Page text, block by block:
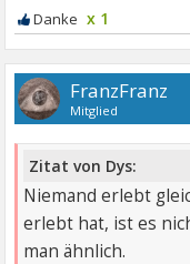
x 1
FranzFranz
Mitglied
Zitat von Dys:
Niemand erlebt
erlebt hat, ist es
man ähnlich.